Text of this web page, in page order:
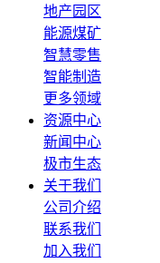
地产园区
能源煤矿
智慧零售
智能制造
更多领域
资源中心
新闻中心
极市生态
关于我们
公司介绍
联系我们
加入我们